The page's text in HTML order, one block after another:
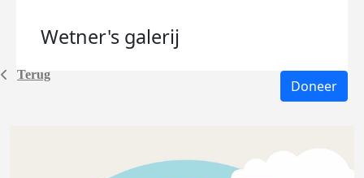
Terug
Wetner's galerij
Doneer